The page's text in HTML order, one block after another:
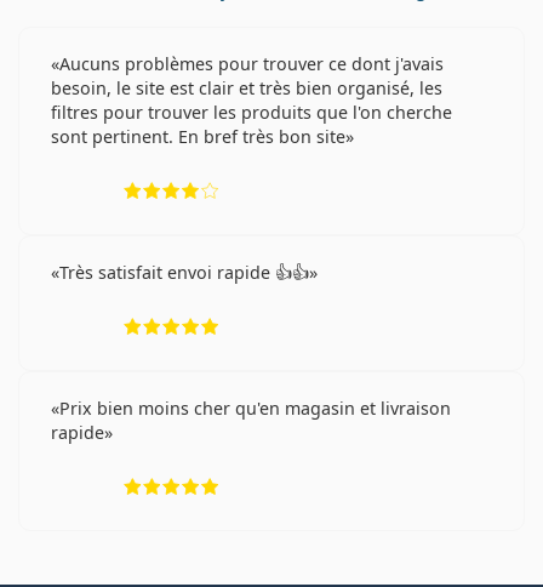
Aucuns problèmes pour trouver ce dont j'avais
besoin, le site est clair et très bien organisé, les
filtres pour trouver les produits que l'on cherche
sont pertinent. En bref très bon site
Très satisfait envoi rapide 👍👍
Prix bien moins cher qu'en magasin et livraison
rapide